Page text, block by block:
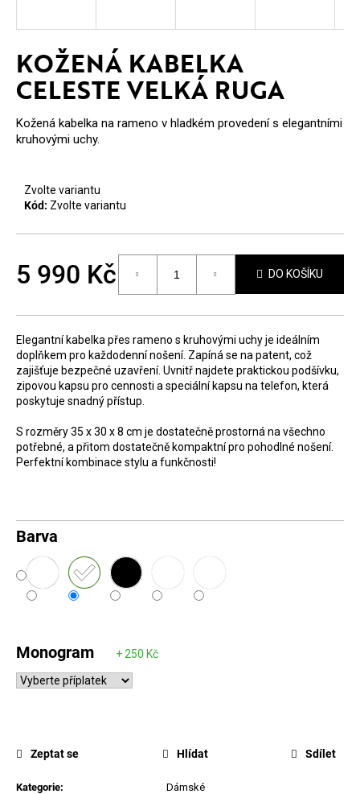
KOŽENÁ KABELKA
CELESTE VELKÁ RUGA
Kožená kabelka na rameno v hladkém provedení s elegantními
kruhovými uchy.
Barva
Monogram
Zvolte variantu
Kód: Zvolte variantu
5 990 Kč DO KOŠÍKU
Elegantní kabelka přes rameno s kruhovými uchy je ideálním
doplňkem pro každodenní nošení. Zapíná se na patent, což
zajišťuje bezpečné uzavření. Uvnitř najdete praktickou podšívku,
zipovou kapsu pro cennosti a speciální kapsu na telefon, která
poskytuje snadný přístup.
S rozměry 35 x 30 x 8 cm je dostatečně prostorná na všechno
potřebné, a přitom dostatečně kompaktní pro pohodlné nošení.
Perfektní kombinace stylu a funkčnosti!
Kategorie:
Dámské
Zeptat se Hlídat Sdílet
E
T
E
N
A
T
?
D
o
p
o
r
č
u
e
m